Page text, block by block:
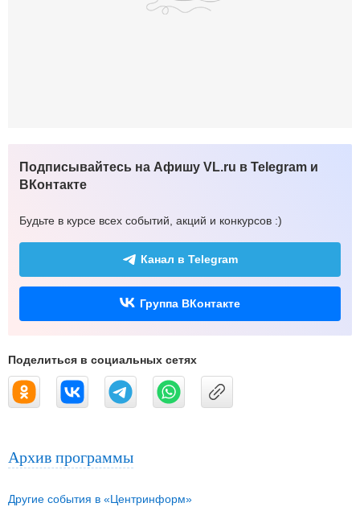
Подписывайтесь на Афишу VL.ru в Telegram и
ВКонтакте
Будьте в курсе всех событий, акций и конкурсов :)
Канал в Telegram
Группа ВКонтакте
Поделиться в социальных сетях
Архив программы
Другие события в «Центринформ»